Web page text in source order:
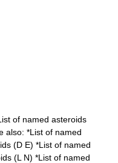
of named asteroids
also: *List of named
(D E) *List of named
(L N) *List of named